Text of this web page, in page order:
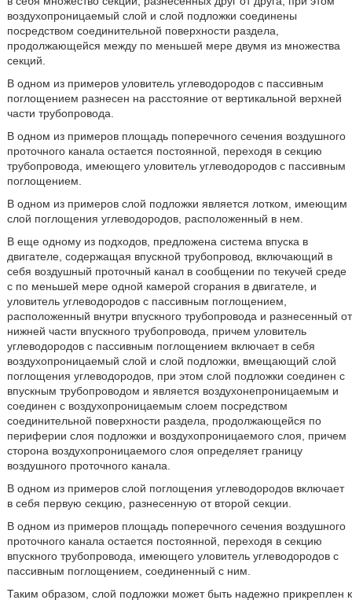
воздухопроницаемый слой и слой подложки соединены
посредством соединительной поверхности раздела,
продолжающейся между по меньшей мере двумя из множества
секций.
В одном из примеров уловитель углеводородов с пассивным
поглощением разнесен на расстояние от вертикальной верхней
части трубопровода.
В одном из примеров площадь поперечного сечения воздушного
проточного канала остается постоянной, переходя в секцию
трубопровода, имеющего уловитель углеводородов с пассивным
поглощением.
В одном из примеров слой подложки является лотком, имеющим
слой поглощения углеводородов, расположенный в нем.
В еще одному из подходов, предложена система впуска в
двигателе, содержащая впускной трубопровод, включающий в
себя воздушный проточный канал в сообщении по текучей среде
с по меньшей мере одной камерой сгорания в двигателе, и
уловитель углеводородов с пассивным поглощением,
расположенный внутри впускного трубопровода и разнесенный от
нижней части впускного трубопровода, причем уловитель
углеводородов с пассивным поглощением включает в себя
воздухопроницаемый слой и слой подложки, вмещающий слой
поглощения углеводородов, при этом слой подложки соединен с
впускным трубопроводом и является воздухонепроницаемым и
соединен с воздухопроницаемым слоем посредством
соединительной поверхности раздела, продолжающейся по
периферии слоя подложки и воздухопроницаемого слоя, причем
сторона воздухопроницаемого слоя определяет границу
воздушного проточного канала.
В одном из примеров слой поглощения углеводородов включает
в себя первую секцию, разнесенную от второй секции.
В одном из примеров площадь поперечного сечения воздушного
проточного канала остается постоянной, переходя в секцию
впускного трубопровода, имеющего уловитель углеводородов с
пассивным поглощением, соединенный с ним.
Таким образом, слой подложки может быть надежно прикреплен к